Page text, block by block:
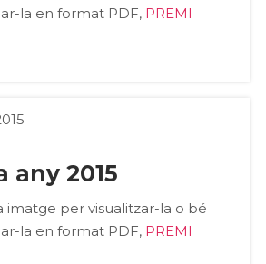
la en format PDF, PREMI
any 2015
imatge per visualitzar-la o bé
la en format PDF, PREMI